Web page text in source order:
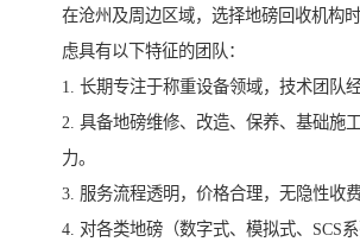
在沧州及周边区域，选择地磅回收机构
虑具有以下特征的团队：
1. 长期专注于称重设备领域，技术团队经
2. 具备地磅维修、改造、保养、基础施
力。
3. 服务流程透明，价格合理，无隐性收费
4. 对各类地磅（数字式、模拟式、SCS